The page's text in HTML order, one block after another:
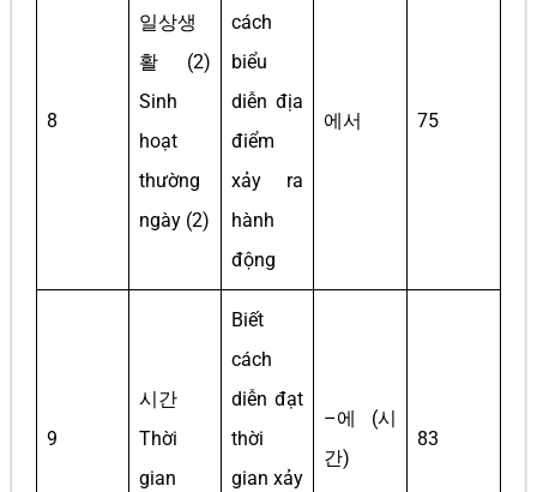
8
일상생
활 (2)
Sinh
hoạt
thường
ngày (2)
cách
biểu
diễn địa
điểm
xảy ra
hành
động
에서 75
9
시간
Thời
gian
Biết
cách
diễn đạt
thời
gian xảy
–에 (시
간)
83